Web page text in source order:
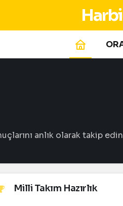
anlık olarak takip
Milli Takım Hazırlık